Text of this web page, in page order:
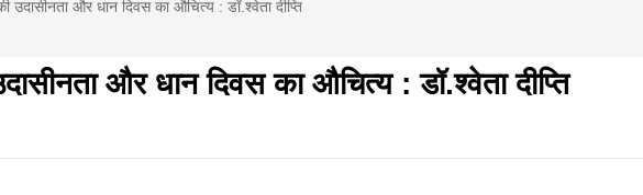
of
उदासीनता और धान दिवस का औचित्य : डॉ.श्वेता दीप्ति
और धान दिवस का औचित्य : डॉ.श्वेता दीप्ति